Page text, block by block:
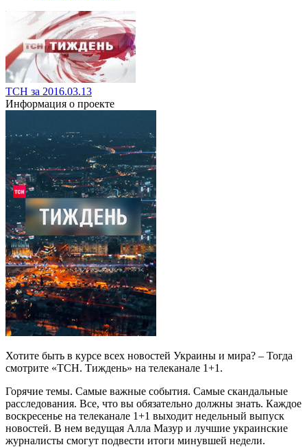
ТСН за 2016.03.13
Информация о проекте
Хотите быть в курсе всех новостей Украины и мира? – Тогда
смотрите «ТСН. Тиждень» на телеканале 1+1.
Горячие темы. Самые важные события. Самые скандальные
расследования. Все, что вы обязательно должны знать. Каждое
воскресенье на телеканале 1+1 выходит недельный выпуск
новостей. В нем ведущая Алла Мазур и лучшие украинские
журналисты смогут подвести итоги минувшей недели.